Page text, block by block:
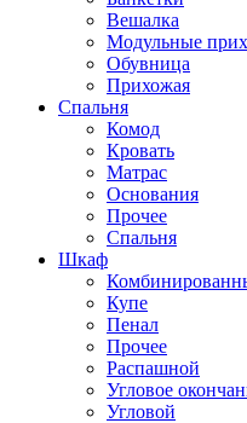
Вешалка
Модульные
Обувница
Прихожая
Спальня
Комод
Кровать
Матраc
Основания
Прочее
Спальня
Шкаф
Купе
Пенал
Прочее
Распашной
Угловое
Угловой